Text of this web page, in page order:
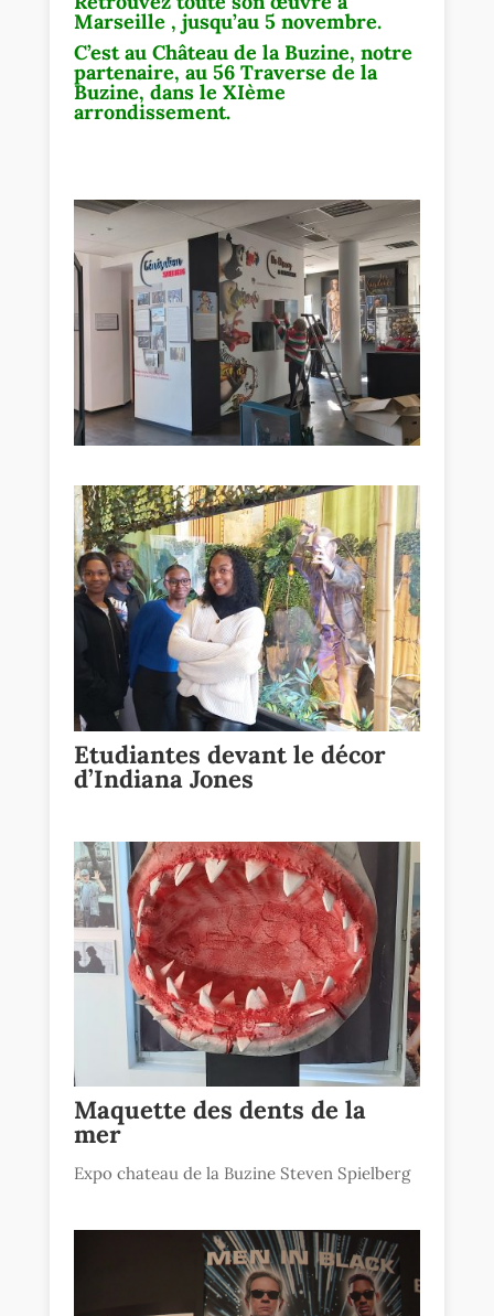
Marseille ,jusqu’au 5 novembre.
C’est au Château de la Buzine, notre
partenaire, au 56 Traverse de la
Buzine, dans le XIème
arrondissement.
Etudiantes devant le décor
d’Indiana Jones
Maquette des dents de la
mer
Expo chateau de la Buzine Steven Spielberg